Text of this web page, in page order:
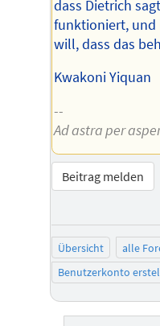
dass Dietrich
funktioniert, und
will, dass das
Kwakoni Yiquan
--
Ad astra per
Beitrag melden
Übersicht alle
Benutzerkonto